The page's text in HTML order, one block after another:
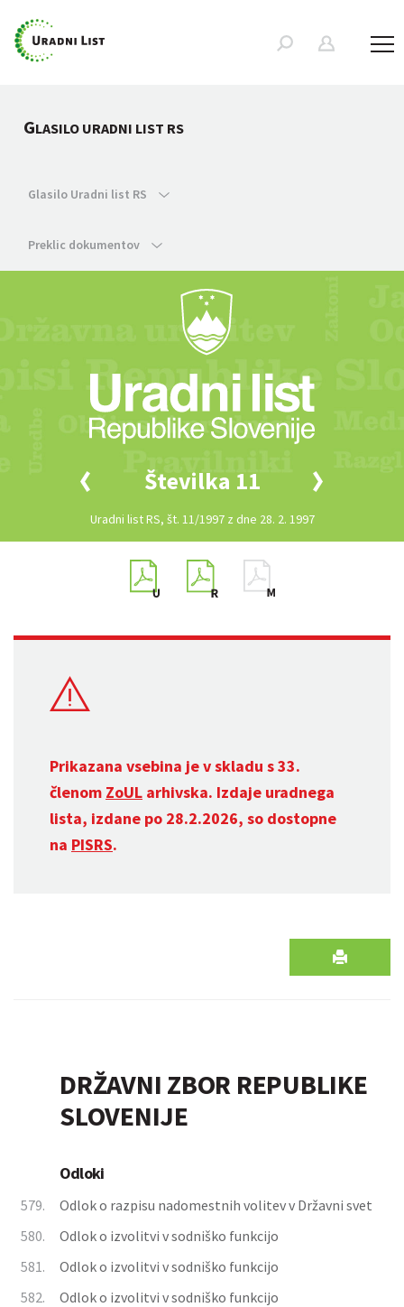
GLASILO URADNI LIST RS
Glasilo Uradni list RS
Preklic dokumentov
Številka 11
Uradni list RS, št. 11/1997 z dne 28. 2. 1997
Prikazana vsebina je v skladu s 33.
členom ZoUL arhivska. Izdaje uradnega
lista, izdane po 28.2.2026, so dostopne
na PISRS.
DRŽAVNI ZBOR REPUBLIKE
SLOVENIJE
Odloki
579.
Odlok o razpisu nadomestnih volitev v Državni svet
580.
Odlok o izvolitvi v sodniško funkcijo
581.
Odlok o izvolitvi v sodniško funkcijo
582.
Odlok o izvolitvi v sodniško funkcijo